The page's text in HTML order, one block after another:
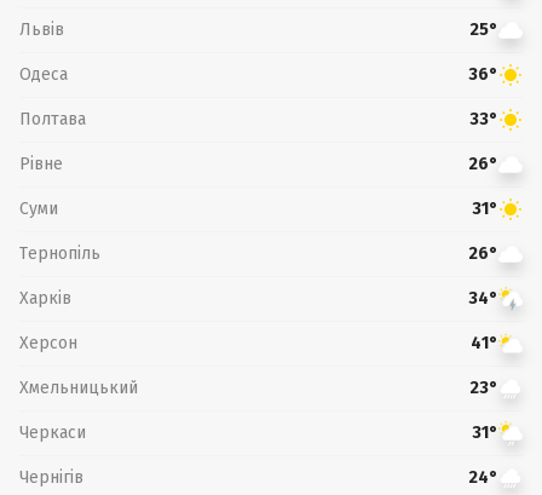
Львів 25°
Одеса 36°
Полтава 33°
Рівне 26°
Суми 31°
Тернопіль 26°
Харків 34°
Херсон 41°
Хмельницький 23°
Черкаси 31°
Чернігів 24°